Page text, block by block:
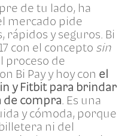
de tu lado, ha
mercado pide
rápidos y seguros. Bi
con el concepto sin
proceso de
Bi Pay y hoy con el
y Fitbit para brindar
de compra. Es una
y cómoda, porque
ni del